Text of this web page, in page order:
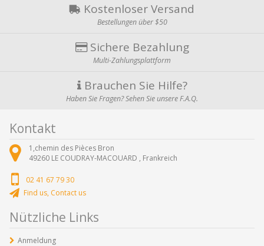
Kostenloser Versand
Bestellungen über $50
Sichere Bezahlung
Multi-Zahlungsplattform
Brauchen Sie Hilfe?
Haben Sie Fragen? Sehen Sie unsere F.A.Q.
Kontakt
1,chemin des Pièces Bron
49260 LE COUDRAY-MACOUARD , Frankreich
02 41 67 79 30
Find us, Contact us
Nützliche Links
Anmeldung